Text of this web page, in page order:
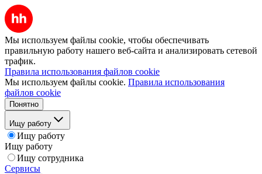
Мы используем файлы cookie, чтобы обеспечивать
правильную работу нашего веб-сайта и анализировать сетевой
трафик.
Правила использования файлов cookie
Мы используем файлы cookie. Правила использования
файлов cookie
Понятно
Ищу работу
Ищу работу
Ищу работу
Ищу сотрудника
Сервисы